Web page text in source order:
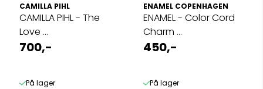
CAMILLA PIHL
CAMILLA PIHL - The
Love ...
700,-
På lager
ENAMEL COPENHAGEN
ENAMEL - Color Cord
Charm ...
450,-
På lager